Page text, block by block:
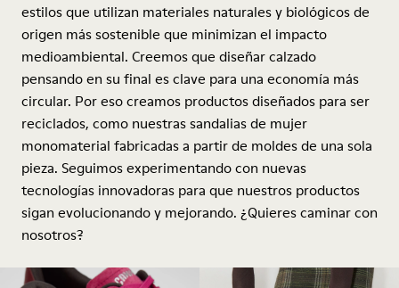
estilos que utilizan materiales naturales y biológicos de
origen más sostenible que minimizan el impacto
medioambiental. Creemos que diseñar calzado
pensando en su final es clave para una economía más
circular. Por eso creamos productos diseñados para ser
reciclados, como nuestras sandalias de mujer
monomaterial fabricadas a partir de moldes de una sola
pieza. Seguimos experimentando con nuevas
tecnologías innovadoras para que nuestros productos
sigan evolucionando y mejorando. ¿Quieres caminar con
nosotros?